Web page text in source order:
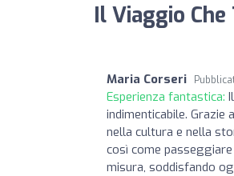
Il Viaggio Che
Maria Corseri
Esperienza fantastica:
indimenticabile.
nella cultura e nella
così come
misura, soddisfando